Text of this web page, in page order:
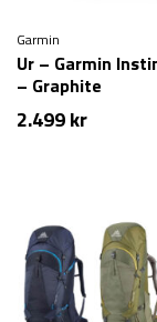
Garmin
Ur – Garmin
– Graphite
2.499kr